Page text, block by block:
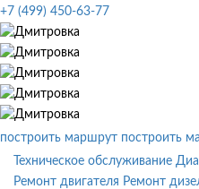
+7 (499) 450-63-77
построить маршрут построить
Техническое обслуживание
Ремонт двигателя Ремонт